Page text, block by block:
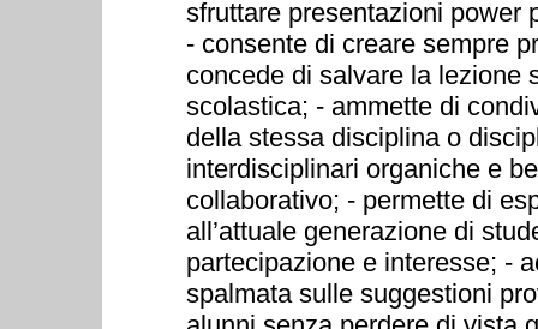
sfruttare presentazioni power
- consente di creare sempre
concede di salvare la lezione
scolastica; - ammette di
della stessa disciplina o
interdisciplinari organiche e
collaborativo; - permette di
all’attuale generazione di
partecipazione e interesse; -
spalmata sulle suggestioni